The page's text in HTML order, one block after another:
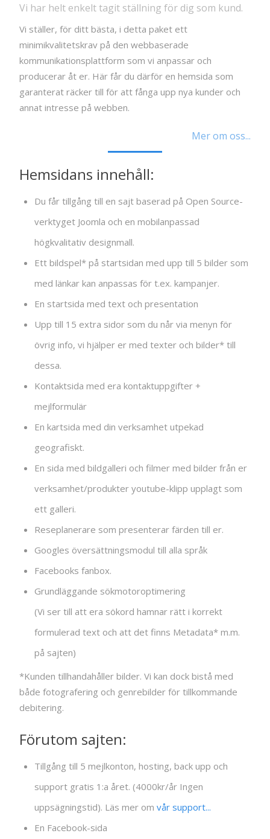
Vi har helt enkelt tagit ställning för dig som kund.
Vi ställer, för ditt bästa, i detta paket ett
minimikvalitetskrav på den webbaserade
kommunikationsplattform som vi anpassar och
producerar åt er. Här får du därför en hemsida som
garanterat räcker till för att fånga upp nya kunder och
annat intresse på webben.
Mer om oss...
Hemsidans innehåll:
Du får tillgång till en sajt baserad på Open Source-
verktyget Joomla och en mobilanpassad
högkvalitativ designmall.
Ett bildspel* på startsidan med upp till 5 bilder som
med länkar kan anpassas för t.ex. kampanjer.
En startsida med text och presentation
Upp till 15 extra sidor som du når via menyn för
övrig info, vi hjälper er med texter och bilder* till
dessa.
Kontaktsida med era kontaktuppgifter +
mejlformulär
En kartsida med din verksamhet utpekad
geografiskt.
En sida med bildgalleri och filmer med bilder från er
verksamhet/produkter youtube-klipp upplagt som
ett galleri.
Reseplanerare som presenterar färden till er.
Googles översättningsmodul till alla språk
Facebooks fanbox.
Grundläggande sökmotoroptimering
(Vi ser till att era sökord hamnar rätt i korrekt
formulerad text och att det finns Metadata* m.m.
på sajten)
*Kunden tillhandahåller bilder. Vi kan dock bistå med
både fotografering och genrebilder för tillkommande
debitering.
Förutom sajten:
Tillgång till 5 mejlkonton, hosting, back upp och
support gratis 1:a året. (4000kr/år Ingen
uppsägningstid). Läs mer om vår support...
En Facebook-sida